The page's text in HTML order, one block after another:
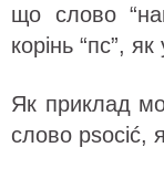
що слово
корінь “пс”, як
Як приклад
слово psocić,